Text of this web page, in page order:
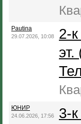
Pautina
29.07.2026, 10:08
2-
ЮНИР
24.06.2026, 17:56 3-